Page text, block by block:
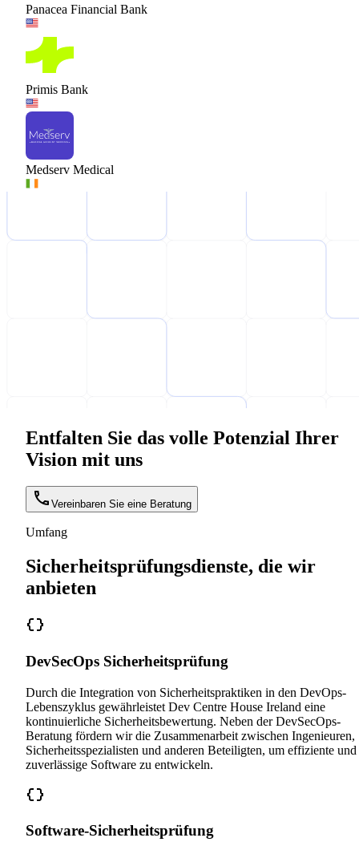
Panacea Financial Bank
Primis Bank
Medserv Medical
Entfalten Sie das volle Potenzial Ihrer
Vision mit uns
Vereinbaren Sie eine Beratung
Umfang
Sicherheitsprüfungsdienste, die wir
anbieten
DevSecOps Sicherheitsprüfung
Durch die Integration von Sicherheitspraktiken in den DevOps-
Lebenszyklus gewährleistet Dev Centre House Ireland eine
kontinuierliche Sicherheitsbewertung. Neben der DevSecOps-
Beratung fördern wir die Zusammenarbeit zwischen Ingenieuren,
Sicherheitsspezialisten und anderen Beteiligten, um effiziente und
zuverlässige Software zu entwickeln.
Software-Sicherheitsprüfung